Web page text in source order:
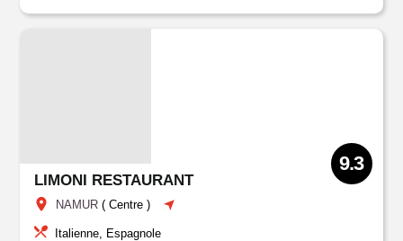
LIMONI RESTAURANT
NAMUR (Centre )
9.3
Italienne, Espagnole